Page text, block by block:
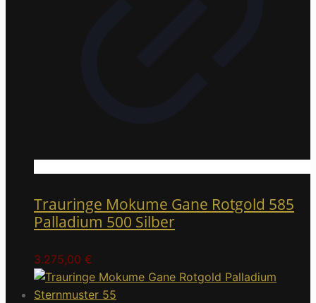
Trauringe Mokume Gane Rotgold 585
Palladium 500 Silber
3.275,00 €